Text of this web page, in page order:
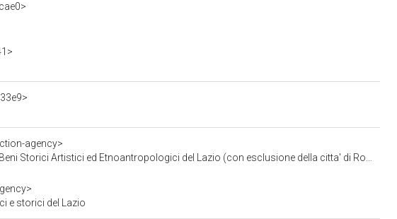
agency>
Storici Artistici ed Etnoantropologici del Lazio (con esclusione della citta' di Roma)
e storici del Lazio